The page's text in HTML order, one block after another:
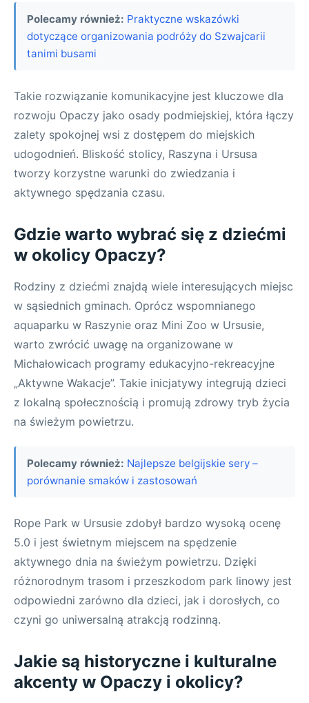
Polecamy również: Praktyczne wskazówki
dotyczące organizowania podróży do Szwajcarii
tanimi busami
Takie rozwiązanie komunikacyjne jest kluczowe dla
rozwoju Opaczy jako osady podmiejskiej, która łączy
zalety spokojnej wsi z dostępem do miejskich
udogodnień. Bliskość stolicy, Raszyna i Ursusa
tworzy korzystne warunki do zwiedzania i
aktywnego spędzania czasu.
Gdzie warto wybrać się z dziećmi
w okolicy Opaczy?
Rodziny z dziećmi znajdą wiele interesujących miejsc
w sąsiednich gminach. Oprócz wspomnianego
aquaparku w Raszynie oraz Mini Zoo w Ursusie,
warto zwrócić uwagę na organizowane w
Michałowicach programy edukacyjno-rekreacyjne
„Aktywne Wakacje”. Takie inicjatywy integrują dzieci
z lokalną społecznością i promują zdrowy tryb życia
na świeżym powietrzu.
Polecamy również: Najlepsze belgijskie sery –
porównanie smaków i zastosowań
Rope Park w Ursusie zdobył bardzo wysoką ocenę
5.0 i jest świetnym miejscem na spędzenie
aktywnego dnia na świeżym powietrzu. Dzięki
różnorodnym trasom i przeszkodom park linowy jest
odpowiedni zarówno dla dzieci, jak i dorosłych, co
czyni go uniwersalną atrakcją rodzinną.
Jakie są historyczne i kulturalne
akcenty w Opaczy i okolicy?